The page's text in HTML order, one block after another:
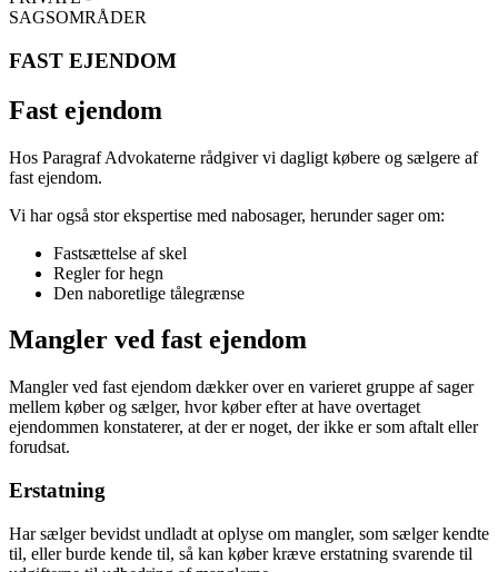
SAGSOMRÅDER
FAST EJENDOM
Fast ejendom
Hos Paragraf Advokaterne rådgiver vi dagligt købere og sælgere af
fast ejendom.
Vi har også stor ekspertise med nabosager, herunder sager om:
Fastsættelse af skel
Regler for hegn
Den naboretlige tålegrænse
Mangler ved fast ejendom
Mangler ved fast ejendom dækker over en varieret gruppe af sager
mellem køber og sælger, hvor køber efter at have overtaget
ejendommen konstaterer, at der er noget, der ikke er som aftalt eller
forudsat.
Erstatning
Har sælger bevidst undladt at oplyse om mangler, som sælger kendte
til, eller burde kende til, så kan køber kræve erstatning svarende til